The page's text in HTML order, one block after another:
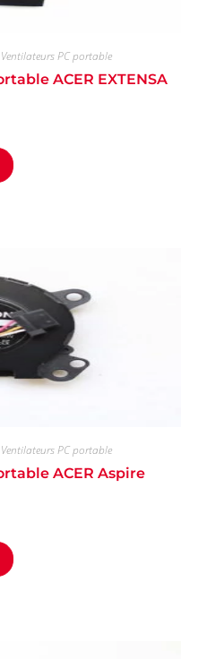
Ventilateurs PC portable
ACER EXTENSA
Ventilateurs PC portable
ACER Aspire